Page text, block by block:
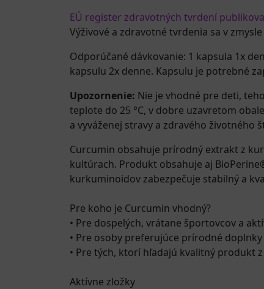
EÚ register zdravotných tvrdení
Výživové a zdravotné tvrdenia sa v
Odporúčané dávkovanie: 1 kapsula 1x
kapsulu 2x denne. Kapsulu je potrebné
Upozornenie: Nie je vhodné pre deti,
teplote do 25 °C, v dobre uzavretom
a vyváženej stravy a zdravého životného
Curcumin obsahuje prírodný extrakt z
kultúrach. Produkt obsahuje aj
kurkuminoidov zabezpečuje stabilný a
Pre koho je Curcumin vhodný?
• Pre dospelých, vrátane športovcov a
• Pre osoby preferujúce prírodné
• Pre tých, ktorí hľadajú kvalitný produkt
Aktívne zložky